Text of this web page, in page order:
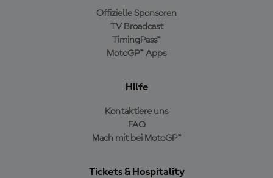
Offizielle Sponsoren
TV Broadcast
TimingPass™
MotoGP™ Apps
Hilfe
Kontaktiere uns
FAQ
Mach mit bei MotoGP™
Tickets & Hospitality